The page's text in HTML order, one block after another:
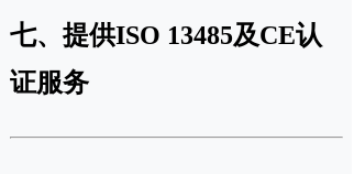
七、提供ISO 13485及CE认
证服务